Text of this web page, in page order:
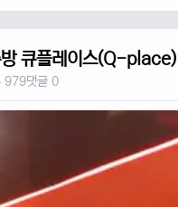
방 큐플레이스(Q-place)
979댓글 0